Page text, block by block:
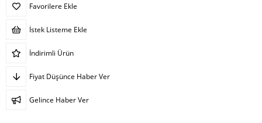
Favorilere Ekle
İstek Listeme Ekle
İndirimli Ürün
Fiyat Düşünce Haber Ver
Gelince Haber Ver